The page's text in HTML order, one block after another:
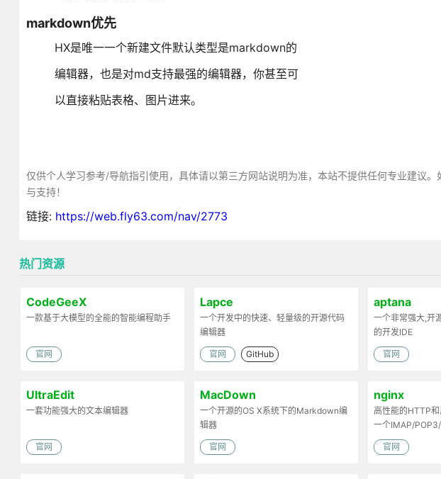
markdown优先
HX是唯一一个新建文件默认类型是markdown的
编辑器，也是对md支持最强的编辑器，你甚至可
以直接粘贴表格、图片进来。
仅供个人学习参考/导航指引使用，具体请以第三方网站说明为准，本站不提供任何专业建议
与支持！
链接: https://web.fly63.com/nav/2773
热门资源
CodeGeeX
一款基于大模型的全能的智能编程助手
官网
Lapce
一个开发中的快速、轻量级的开源代码
编辑器
官网 GitHub
aptana
一个非常强大,
的开发IDE
官网
UltraEdit
一套功能强大的文本编辑器
官网
MacDown
一个开源的OS X系统下的Markdown编
辑器
官网
nginx
高性能的HTTP
一个IMAP/
官网